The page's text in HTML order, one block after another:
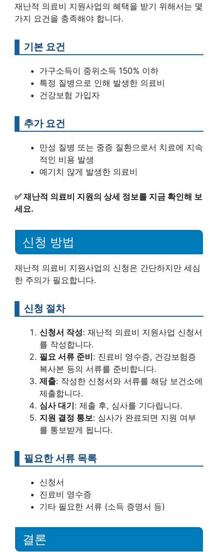
재난적 의료비 지원사업의 혜택을 받기 위해서는 몇
가지 요건을 충족해야 합니다.
기본 요건
가구소득이 중위소득 150% 이하
특정 질병으로 인해 발생한 의료비
건강보험 가입자
추가 요건
만성 질병 또는 중증 질환으로서 치료에 지속
적인 비용 발생
예기치 않게 발생한 의료비
✅재난적 의료비 지원의 상세 정보를 지금 확인해 보
세요.
신청 방법
재난적 의료비 지원사업의 신청은 간단하지만 세심
한 주의가 필요합니다.
신청 절차
신청서 작성: 재난적 의료비 지원사업 신청서
를 작성합니다.
필요 서류 준비: 진료비 영수증, 건강보험증
복사본 등의 서류를 준비합니다.
제출: 작성한 신청서와 서류를 해당 보건소에
제출합니다.
심사 대기: 제출 후, 심사를 기다립니다.
지원 결정 통보: 심사가 완료되면 지원 여부
를 통보받게 됩니다.
필요한 서류 목록
신청서
진료비 영수증
기타 필요한 서류 (소득 증명서 등)
결론